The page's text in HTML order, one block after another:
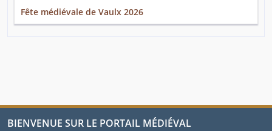
Fête médiévale de Vaulx 2026
BIENVENUE SUR LE PORTAIL MÉDIÉVAL